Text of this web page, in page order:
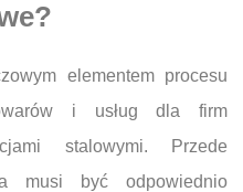
elementem procesu
i usług dla firm
stalowymi. Przede
musi być odpowiednio